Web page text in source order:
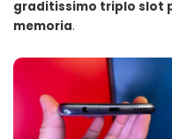
graditissimo triplo slot
memoria.